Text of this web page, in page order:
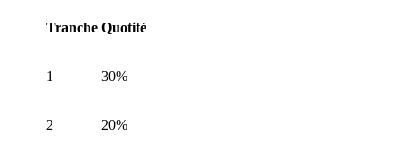
Tranche Quotité
1 30%
2 20%